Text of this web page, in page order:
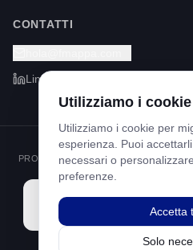
CONTATTI
LinkedIn
PROGRAMMA KIT DIGITAL
ATTRAVERSO IL MECCANISMO
Utilizziamo i cookie
Utilizziamo i cookie per
esperienza. Puoi
necessari o
preferenze.
Accetta
Solo